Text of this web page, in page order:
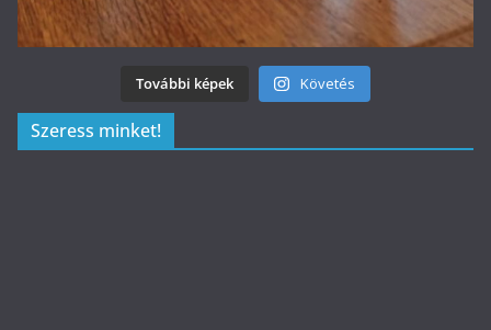
További képek Követés
Szeress minket!